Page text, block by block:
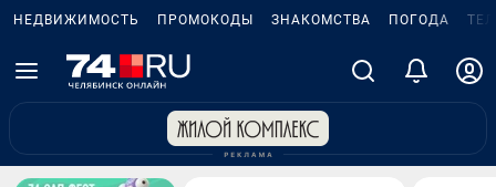
НЕДВИЖИМОСТЬ ПРОМОКОДЫ ЗНАКОМСТВА ПОГОДА